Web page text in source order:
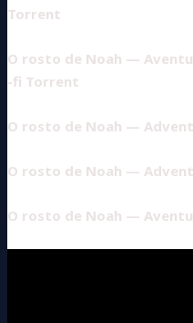
Torrent
O rosto de Noah —
-fi Torrent
O rosto de Noah —
O rosto de Noah —
O rosto de Noah —